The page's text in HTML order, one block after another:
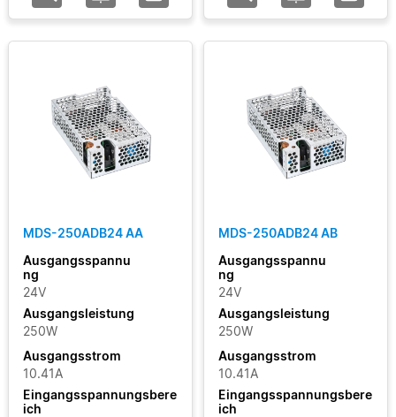
MDS-250ADB24 AA
Ausgangsspannu
ng
24V
Ausgangsleistung
250W
Ausgangsstrom
10.41A
Eingangsspannungsbere
ich
MDS-250ADB24 AB
Ausgangsspannu
ng
24V
Ausgangsleistung
250W
Ausgangsstrom
10.41A
Eingangsspannungsbere
ich